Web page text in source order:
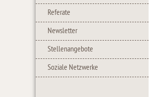
Referate
Newsletter
Stellenangebote
Soziale Netzwerke